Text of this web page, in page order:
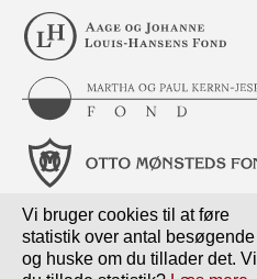
Vi bruger cookies til at føre
statistik over antal besøgende
og huske om du tillader det. Vil